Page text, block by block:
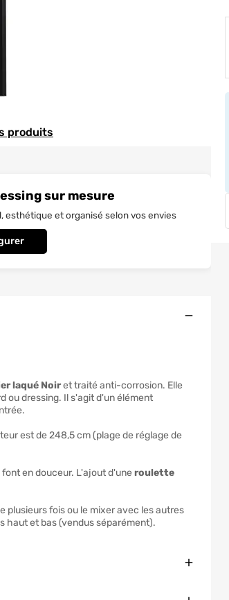
produits
sur mesure
esthétique et organisé selon vos envies
Ouvert
laqué Noiret traité anti-corrosion. Elle
ou dressing. Il s'agit d'un élément
est de 248,5 cm (plage de réglage de
en douceur. L'ajout d'une roulette
plusieurs fois ou le mixer avec les autres
haut et bas (vendus séparément).
Fermer